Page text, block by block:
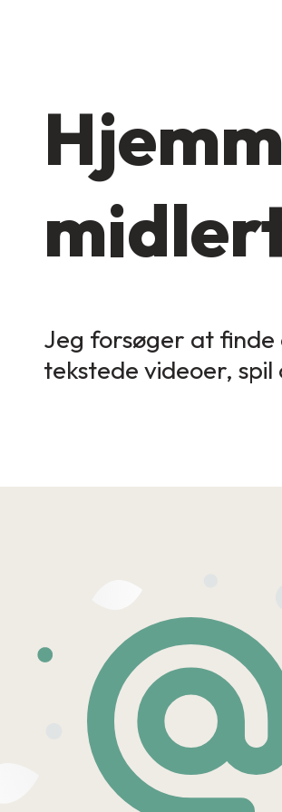
Jeg forsøger at finde
tekstede videoer,